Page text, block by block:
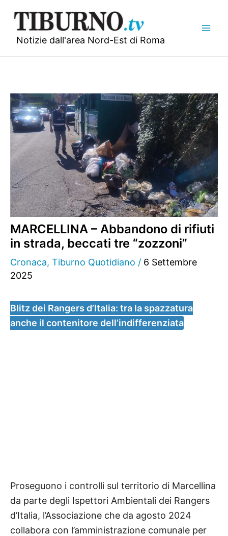
contenuto
Notizie dall'area Nord-Est di Roma
MARCELLINA – Abbandono di rifiuti
in strada, beccati tre “zozzoni”
Cronaca, Tiburno Quotidiano / 6 Settembre
2025
Blitz dei Rangers d’Italia: tra la spazzatura
anche il contenitore dell’indifferenziata
Proseguono i controlli sul territorio di Marcellina
da parte degli Ispettori Ambientali dei Rangers
d’Italia, l’Associazione che da agosto 2024
collabora con l’amministrazione comunale per